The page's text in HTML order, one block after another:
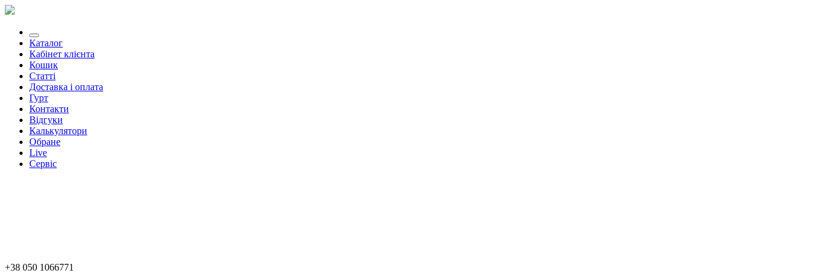
Каталог
Кабінет клієнта
Кошик
Статті
Доставка і оплата
Гурт
Контакти
Відгуки
Калькулятори
Обране
Live
Сервіс
+38 050 1066771